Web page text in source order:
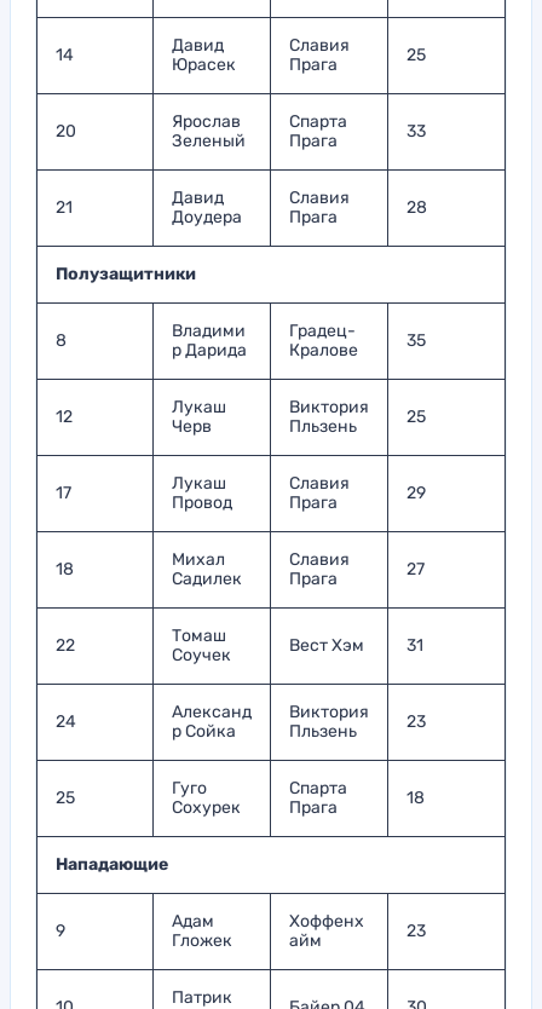
14
Давид
Юрасек
Славия
Прага
25
20
Ярослав
Зеленый
Спарта
Прага
33
21
Давид
Доудера
Славия
Прага
28
Полузащитники
8
Владими
р Дарида
Градец-
Кралове
35
12
Лукаш
Черв
Виктория
Пльзень
25
17
Лукаш
Провод
Славия
Прага
29
18
Михал
Садилек
Славия
Прага
27
22
Томаш
Соучек
Вест Хэм 31
24
Александ
р Сойка
Виктория
Пльзень
23
25
Гуго
Сохурек
Спарта
Прага
18
Нападающие
9
Адам
Гложек
Хоффенх
айм
23
Патрик